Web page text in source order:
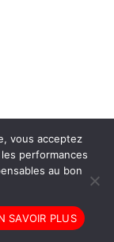
vous acceptez
performances
au bon
SAVOIR PLUS